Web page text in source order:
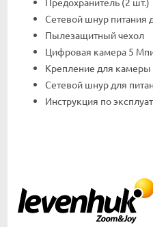
Сетевой шнур питания
Пылезащитный чехол
Цифровая камера 5
Крепление для камеры
Сетевой шнур для
Инструкция по